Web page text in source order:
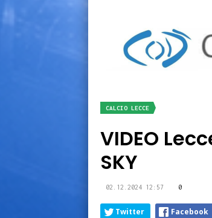
CALCIO LECCE
VIDEO
SKY
02.12.2024 12:57 0
Twitter Facebook